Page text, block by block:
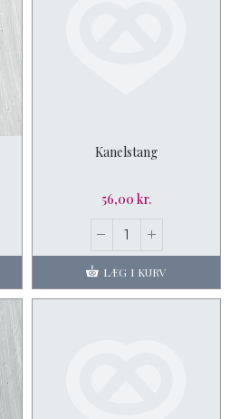
Kanelstang
56,00 kr.
LÆG I KURV